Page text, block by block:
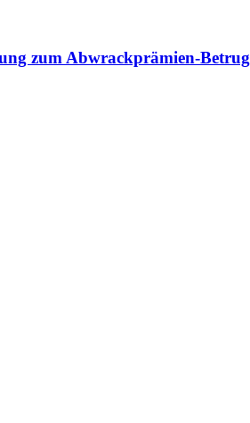
zum Abwrackprämien-Betrug